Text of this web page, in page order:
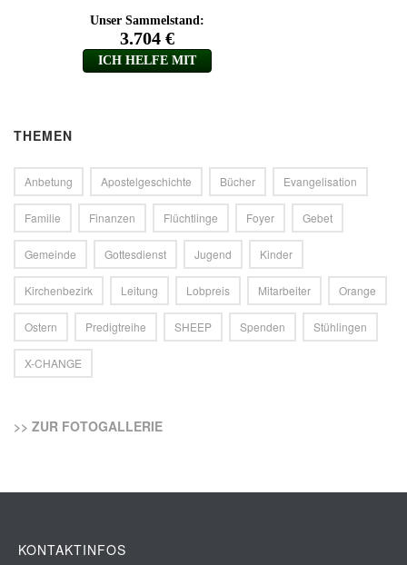
THEMEN
Anbetung Apostelgeschichte Bücher Evangelisation
Familie Finanzen Flüchtlinge Foyer Gebet
Gemeinde Gottesdienst Jugend Kinder
Kirchenbezirk Leitung Lobpreis Mitarbeiter Orange
Ostern Predigtreihe SHEEP Spenden Stühlingen
X-CHANGE
>> ZUR FOTOGALLERIE
KONTAKTINFOS